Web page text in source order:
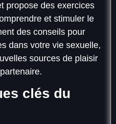
propose des exercices
et stimuler le
des conseils pour
dans votre vie sexuelle,
sources de plaisir
clés du